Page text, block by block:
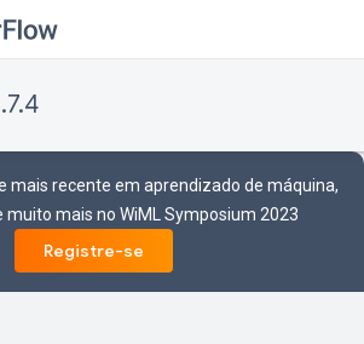
mais recente em aprendizado de máquina,
muito mais no WiML Symposium 2023
Registre-se